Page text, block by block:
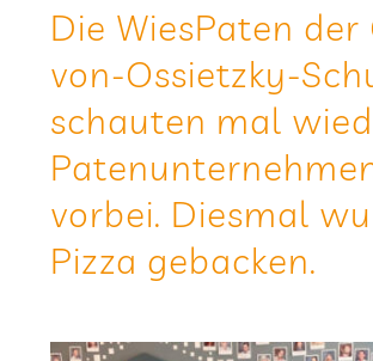
Die Wie­sPa­ten der
von-Ossietzky-
schau­ten mal
vor­bei. Dies­mal
Pizza gebacken.